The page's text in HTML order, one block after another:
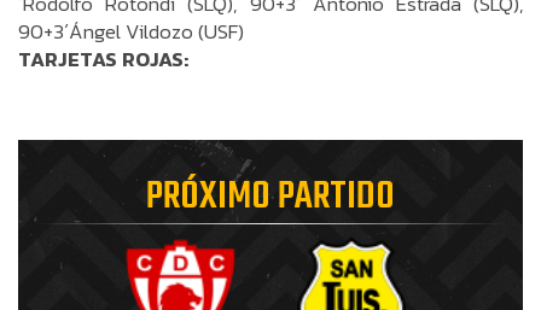
90+3´Ángel Vildozo (USF)
TARJETAS ROJAS:
PRÓXIMO PARTIDO